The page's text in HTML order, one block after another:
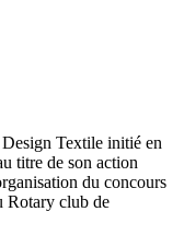
Textile initié en
titre de son action
du concours
Rotary club de